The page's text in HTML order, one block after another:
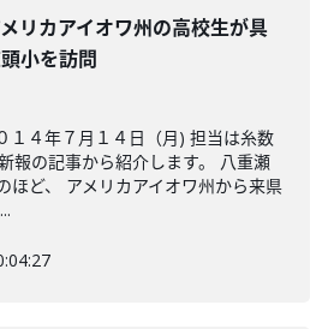
リカアイオワ州の高校生が具
小を訪問
４年７月１４日（月) 担当は糸数
報の記事から紹介します。 八重瀬
ほど、 アメリカアイオワ州から来県